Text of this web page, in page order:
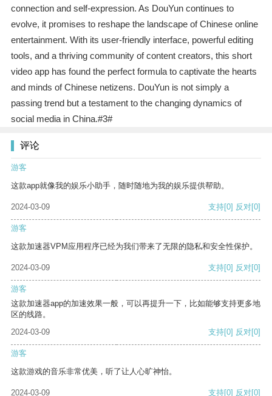
connection and self-expression. As DouYun continues to
evolve, it promises to reshape the landscape of Chinese online
entertainment. With its user-friendly interface, powerful editing
tools, and a thriving community of content creators, this short
video app has found the perfect formula to captivate the hearts
and minds of Chinese netizens. DouYun is not simply a
passing trend but a testament to the changing dynamics of
social media in China.#3#
评论
游客
这款app就像我的娱乐小助手，随时随地为我的娱乐提供帮助。
2024-03-09 支持[0] 反对[0]
游客
这款加速器VPM应用程序已经为我们带来了无限的隐私和安全性保护。
2024-03-09 支持[0] 反对[0]
游客
这款加速器app的加速效果一般，可以再提升一下，比如能够支持更多地
区的线路。
2024-03-09
支持[0] 反对[0]
游客
这款游戏的音乐非常优美，听了让人心旷神怡。
2024-03-09 支持[0] 反对[0]